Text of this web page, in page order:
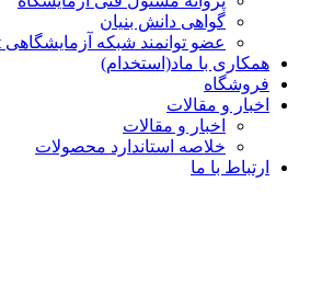
گواهی دانش بنیان
عضو توانمند شبکه آزمایشگاهی Labsnet
همکاری با ماد(استخدام)
فروشگاه
اخبار و مقالات
اخبار و مقالات
خلاصه استاندارد محصولات
ارتباط با ما